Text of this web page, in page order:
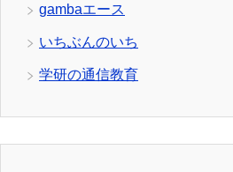
gambaエース
いちぶんのいち
学研の通信教育